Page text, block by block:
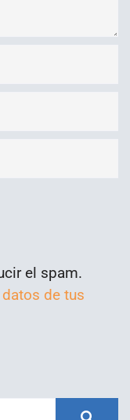
el spam.
de tus